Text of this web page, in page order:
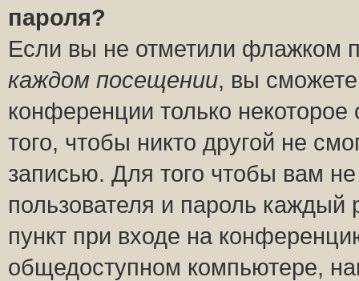
пароля?
Если вы не отметили флажком
каждом посещении, вы
конференции только
того, чтобы никто другой не
записью. Для того чтобы вам
пользователя и пароль
пункт при входе на
общедоступном компьютере,